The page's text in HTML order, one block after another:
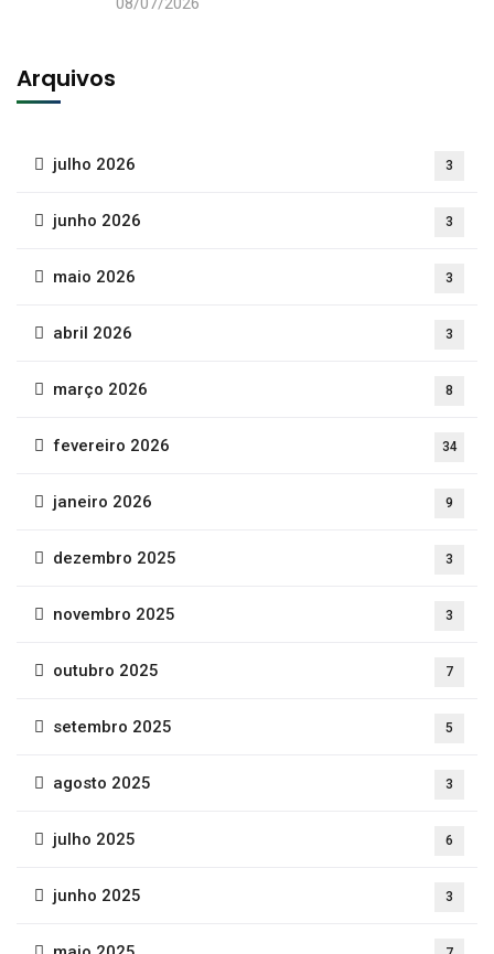
Arquivos
julho 2026 3
junho 2026 3
maio 2026 3
abril 2026 3
março 2026 8
fevereiro 2026 34
janeiro 2026 9
dezembro 2025 3
novembro 2025 3
outubro 2025 7
setembro 2025 5
agosto 2025 3
julho 2025 6
junho 2025 3